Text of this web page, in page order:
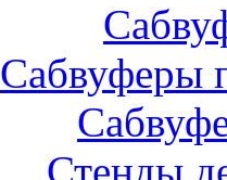
Сабвуферы